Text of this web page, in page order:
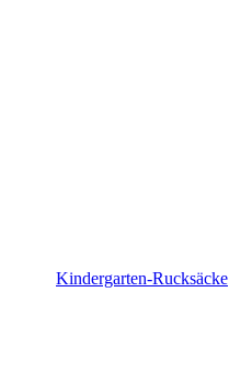
Kindergarten-Rucksäcke